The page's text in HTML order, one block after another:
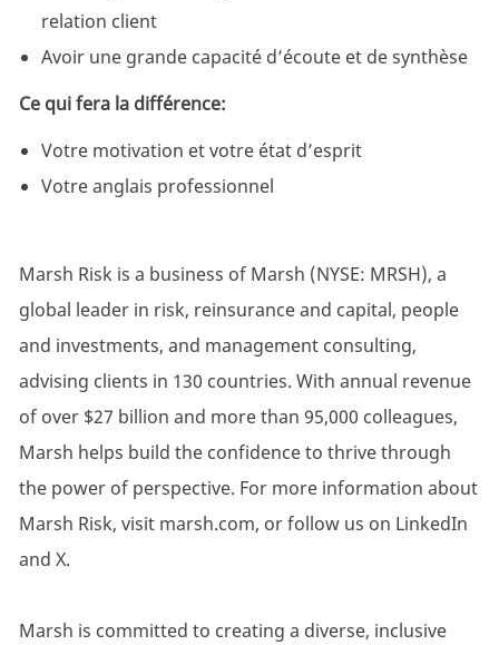
relation client
Avoir une grande capacité d’écoute et de synthèse
Ce qui fera la différence:
Votre motivation et votre état d’esprit
Votre anglais professionnel
Marsh Risk is a business of Marsh (NYSE: MRSH), a
global leader in risk, reinsurance and capital, people
and investments, and management consulting,
advising clients in 130 countries. With annual revenue
of over $27 billion and more than 95,000 colleagues,
Marsh helps build the confidence to thrive through
the power of perspective. For more information about
Marsh Risk, visit marsh.com, or follow us on LinkedIn
and X.
Marsh is committed to creating a diverse, inclusive